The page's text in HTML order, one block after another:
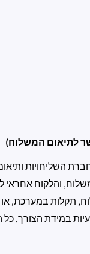
לתיאום המשלוח)
והלקוח
תקלות במערכת,
הצורך. כל